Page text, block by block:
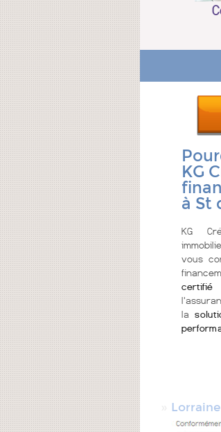
KG
à St
KG
vous
la
Lorraine